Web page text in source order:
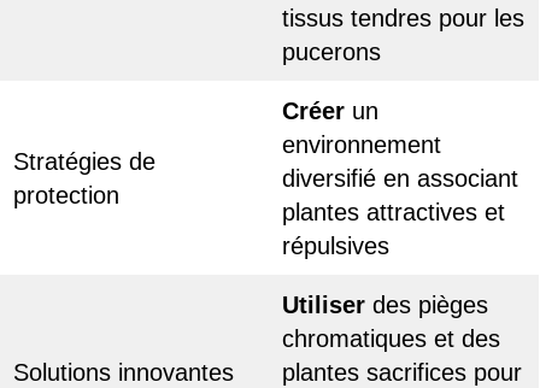
tissus tendres pour les
pucerons
Stratégies de
protection
Créer un
environnement
diversifié en associant
plantes attractives et
répulsives
Solutions innovantes
Utiliser des pièges
chromatiques et des
plantes sacrifices pour